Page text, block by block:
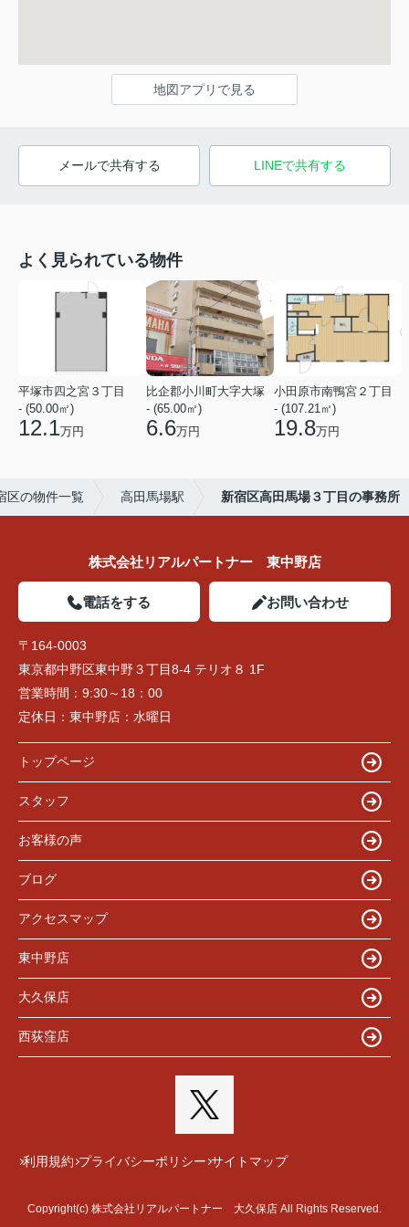
地図アプリで見る
メールで共有する LINEで共有する
よく見られている物件
平塚市四之宮３丁目
- (50.00㎡)
12.1万円
比企郡小川町大字大塚
- (65.00㎡)
6.6万円
小田原市南鴨宮２丁目
- (107.21㎡)
19.8万円
区の物件一覧 高田馬場駅 新宿区高田馬場３丁目の事務所
株式会社リアルパートナー 東中野店
電話をする お問い合わせ
〒164-0003
東京都中野区東中野３丁目8-4 テリオ８ 1F
営業時間： 9:30～18：00
定休日： 東中野店：水曜日
トップページ
スタッフ
お客様の声
ブログ
アクセスマップ
東中野店
大久保店
西荻窪店
利用規約 プライバシーポリシー サイトマップ
Copyright(c) 株式会社リアルパートナー 大久保店 All Rights Reserved.